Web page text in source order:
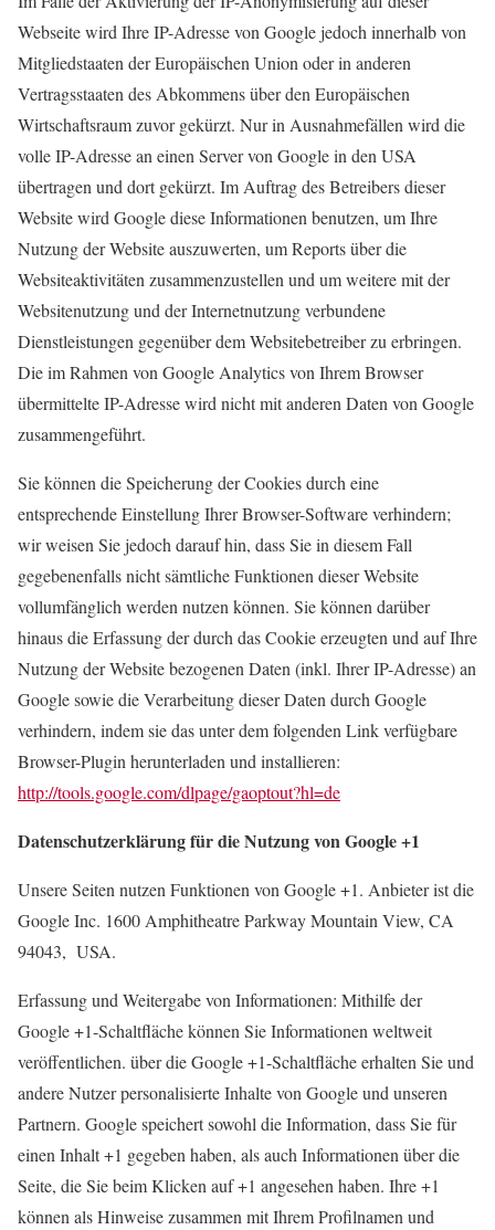
Webseite wird Ihre IP-Adresse von Google jedoch innerhalb von
Mitgliedstaaten der Europäischen Union oder in anderen
Vertragsstaaten des Abkommens über den Europäischen
Wirtschaftsraum zuvor gekürzt. Nur in Ausnahmefällen wird die
volle IP-Adresse an einen Server von Google in den USA
übertragen und dort gekürzt. Im Auftrag des Betreibers dieser
Website wird Google diese Informationen benutzen, um Ihre
Nutzung der Website auszuwerten, um Reports über die
Websiteaktivitäten zusammenzustellen und um weitere mit der
Websitenutzung und der Internetnutzung verbundene
Dienstleistungen gegenüber dem Websitebetreiber zu erbringen.
Die im Rahmen von Google Analytics von Ihrem Browser
übermittelte IP-Adresse wird nicht mit anderen Daten von Google
zusammengeführt.
Sie können die Speicherung der Cookies durch eine
entsprechende Einstellung Ihrer Browser-Software verhindern;
wir weisen Sie jedoch darauf hin, dass Sie in diesem Fall
gegebenenfalls nicht sämtliche Funktionen dieser Website
vollumfänglich werden nutzen können. Sie können darüber
hinaus die Erfassung der durch das Cookie erzeugten und auf Ihre
Nutzung der Website bezogenen Daten (inkl. Ihrer IP-Adresse) an
Google sowie die Verarbeitung dieser Daten durch Google
verhindern, indem sie das unter dem folgenden Link verfügbare
Browser-Plugin herunterladen und installieren:
http://tools.google.com/dlpage/gaoptout?hl=de
Datenschutzerklärung für die Nutzung von Google +1
Unsere Seiten nutzen Funktionen von Google +1. Anbieter ist die
Google Inc. 1600 Amphitheatre Parkway Mountain View, CA
94043, USA.
Erfassung und Weitergabe von Informationen: Mithilfe der
Google +1-Schaltfläche können Sie Informationen weltweit
veröffentlichen. über die Google +1-Schaltfläche erhalten Sie und
andere Nutzer personalisierte Inhalte von Google und unseren
Partnern. Google speichert sowohl die Information, dass Sie für
einen Inhalt +1 gegeben haben, als auch Informationen über die
Seite, die Sie beim Klicken auf +1 angesehen haben. Ihre +1
können als Hinweise zusammen mit Ihrem Profilnamen und